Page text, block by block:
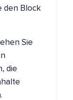
den Block
Sie
die